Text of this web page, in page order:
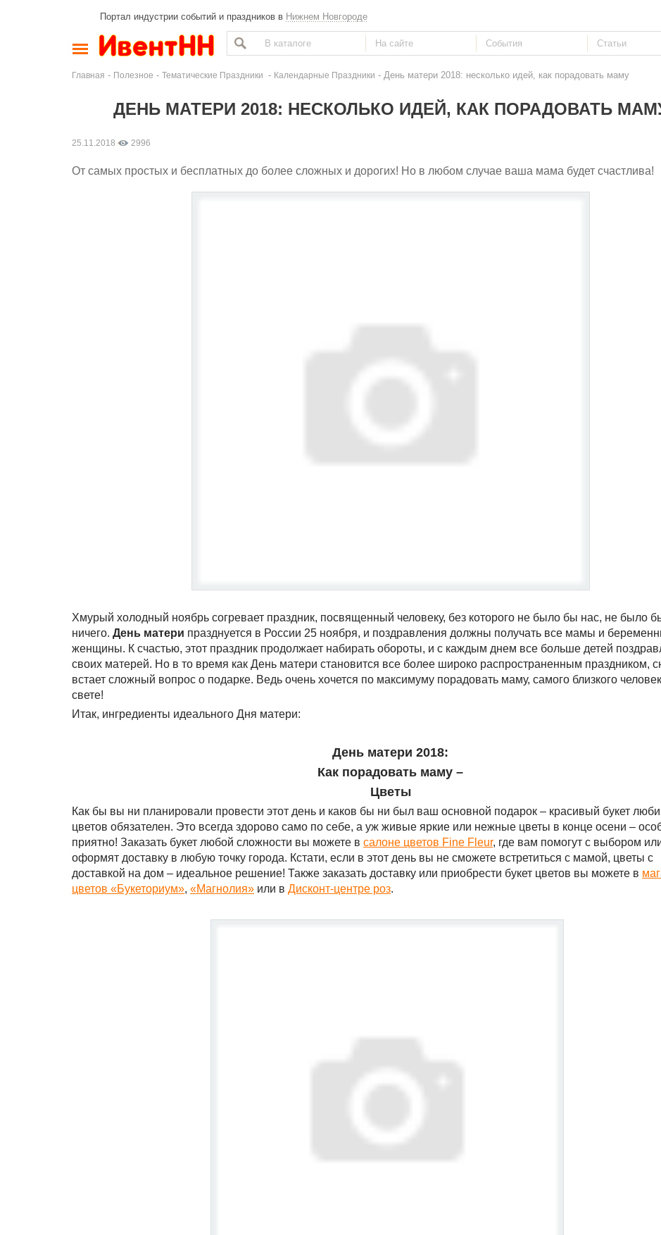
Портал индустрии событий и праздников в Нижнем Новгороде
Главная - Полезное - Тематические Праздники - Календарные Праздники - День матери 2018: несколько идей, как порадовать маму
ДЕНЬ МАТЕРИ 2018: НЕСКОЛЬКО ИДЕЙ, КАК ПОРАДОВАТЬ
25.11.2018 2996
От самых простых и бесплатных до более сложных и дорогих! Но в любом случае ваша мама будет счастлива!
Хмурый холодный ноябрь согревает праздник, посвященный человеку, без которого не было бы нас, не было
ничего. День матери празднуется в России 25 ноября, и поздравления должны получать все мамы и
женщины. К счастью, этот праздник продолжает набирать обороты, и с каждым днем все больше детей
своих матерей. Но в то время как День матери становится все более широко распространенным праздником,
встает сложный вопрос о подарке. Ведь очень хочется по максимуму порадовать маму, самого близкого
свете!
Итак, ингредиенты идеального Дня матери:
День матери 2018:
Как порадовать маму –
Цветы
Как бы вы ни планировали провести этот день и каков бы ни был ваш основной подарок – красивый букет
цветов обязателен. Это всегда здорово само по себе, а уж живые яркие или нежные цветы в конце осени –
приятно! Заказать букет любой сложности вы можете в салоне цветов Fine Fleur, где вам помогут с выбором
оформят доставку в любую точку города. Кстати, если в этот день вы не сможете встретиться с мамой, цветы с
доставкой на дом – идеальное решение! Также заказать доставку или приобрести букет цветов вы можете в
цветов «Букеториум», «Магнолия» или в Дисконт-центре роз.